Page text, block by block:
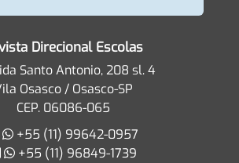
Direcional Escolas
Santo Antonio, 208 sl. 4
Osasco / Osasco-SP
CEP. 06086-065
+55 (11) 99642-0957
+55 (11) 96849-1739